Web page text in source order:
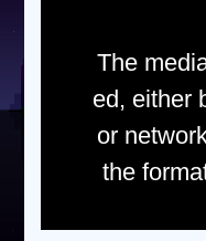
The
ed, either
or
the